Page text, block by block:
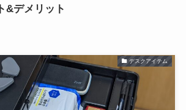
&デメリット
デスクアイテム